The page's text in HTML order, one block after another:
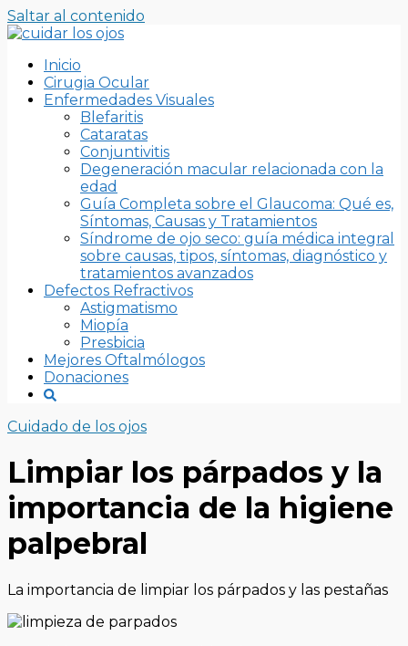
Saltar al contenido
Inicio
Cirugia Ocular
Enfermedades Visuales
Blefaritis
Cataratas
Conjuntivitis
Degeneración macular relacionada con la
edad
Guía Completa sobre el Glaucoma: Qué es,
Síntomas, Causas y Tratamientos
Síndrome de ojo seco: guía médica integral
sobre causas, tipos, síntomas, diagnóstico y
tratamientos avanzados
Defectos Refractivos
Astigmatismo
Miopía
Presbicia
Mejores Oftalmólogos
Donaciones
Cuidado de los ojos
Limpiar los párpados y la
importancia de la higiene
palpebral
La importancia de limpiar los párpados y las pestañas